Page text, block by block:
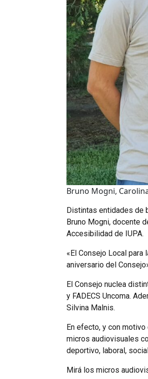
Bruno Mogni,
Distintas entidades de
Bruno Mogni, docente
Accesibilidad de IUPA.
«El Consejo Local
aniversario del
El Consejo nuclea
y FADECS Uncoma.
Silvina Malnis.
En efecto, y con
micros audiovisuales
deportivo, laboral,
Mirá los micros